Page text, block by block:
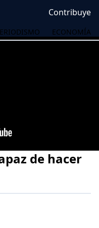
Contribuye
ECONOMÍA
de hacer